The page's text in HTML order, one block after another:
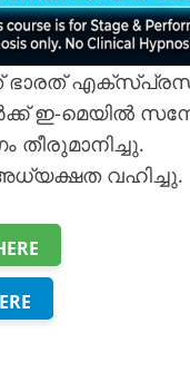
ഇ-മെയിൽ
വഹിച്ചു.